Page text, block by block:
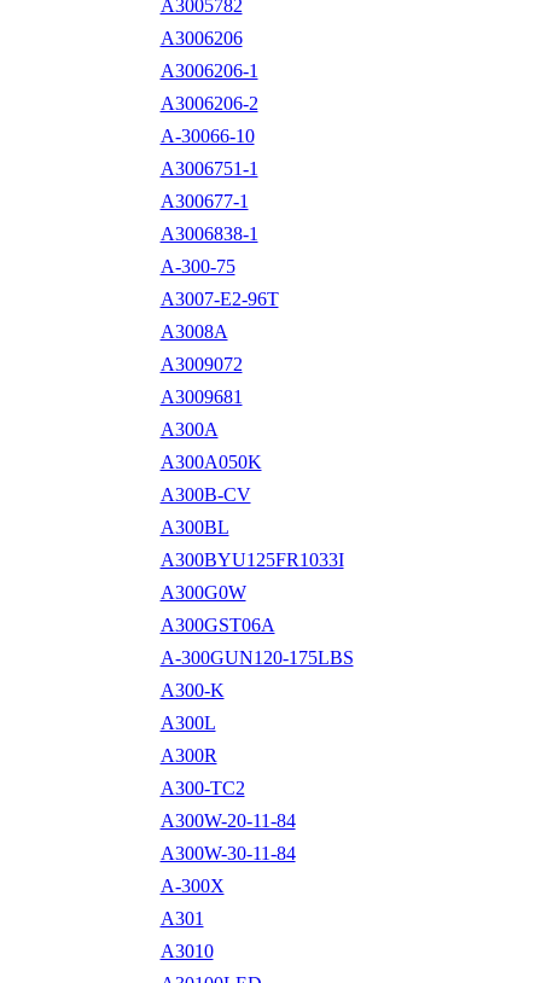
A3005782
A3006206
A3006206-1
A3006206-2
A-30066-10
A3006751-1
A300677-1
A3006838-1
A-300-75
A3007-E2-96T
A3008A
A3009072
A3009681
A300A
A300A050K
A300B-CV
A300BL
A300BYU125FR1033I
A300G0W
A300GST06A
A-300GUN120-175LBS
A300-K
A300L
A300R
A300-TC2
A300W-20-11-84
A300W-30-11-84
A-300X
A301
A3010